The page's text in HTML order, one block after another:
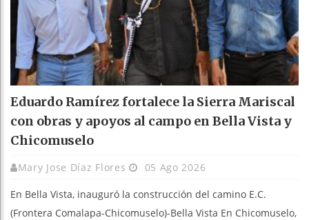
Eduardo Ramírez fortalece la Sierra Mariscal
con obras y apoyos al campo en Bella Vista y
Chicomuselo
Mary Jose Díaz Flores 05 Ago 2026
En Bella Vista, inauguró la construcción del camino E.C.
(Frontera Comalapa-Chicomuselo)-Bella Vista En Chicomuselo,